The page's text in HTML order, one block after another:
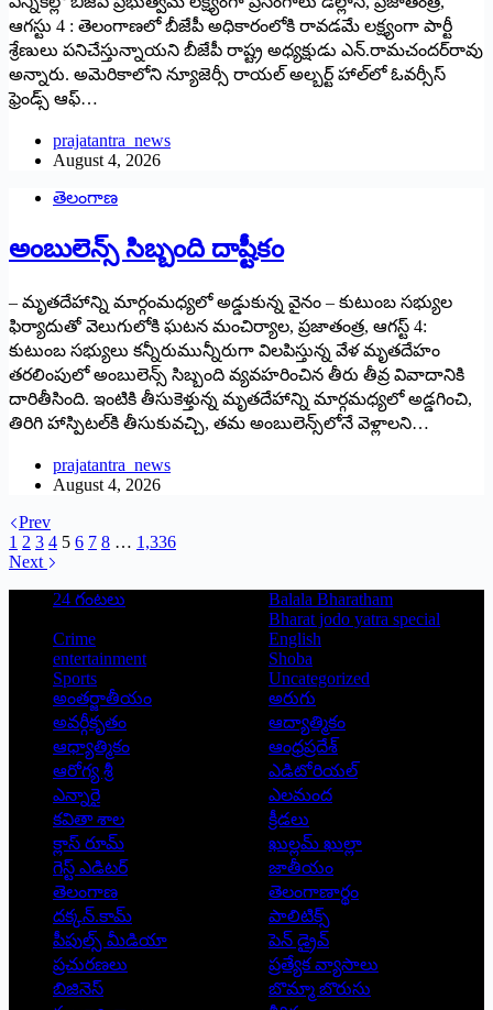
ఆగస్టు 4 : తెలంగాణలో బీజేపీ అధికారంలోకి రావడమే లక్ష్యంగా పార్టీ
శ్రేణులు పనిచేస్తున్నాయని బీజేపీ రాష్ట్ర అధ్యక్షుడు ఎన్.రామచందర్‌రావు
అన్నారు. అమెరికాలోని న్యూజెర్సీ రాయల్ అల్బర్ట్ హాల్‌లో ఓవర్సీస్
ఫ్రెండ్స్ ఆఫ్…
prajatantra_news
August 4, 2026
తెలంగాణ
అం‌బులెన్స్ ‌సిబ్బంది దాష్టీకం
– మృతదేహాన్ని మార్గంమధ్యలో అడ్డుకున్న వైనం – కుటుంబ సభ్యుల
ఫిర్యాదుతో వెలుగులోకి ఘటన మంచిర్యాల, ప్రజాతంత్ర, ఆగస్ట్ 4:
‌కుటుంబ సభ్యులు కన్నీరుమున్నీరుగా విలపిస్తున్న వేళ మృతదేహం
తరలింపులో అంబులెన్స్ ‌సిబ్బంది వ్యవహరించిన తీరు తీవ్ర వివాదానికి
దారితీసింది. ఇంటికి తీసుకెళ్తున్న మృతదేహాన్ని మార్గమధ్యలో అడ్డగించి,
తిరిగి హాస్పిటల్‌కి తీసుకువచ్చి, తమ అంబులెన్స్‌లోనే వెళ్లాలని…
prajatantra_news
August 4, 2026
Prev
1 2 3 4 5 6 7 8 … 1,336
Next
24 గంటలు
Balala Bharatham
Bharat jodo yatra special
Crime
English
entertainment
Shoba
Sports
Uncategorized
అంతర్జాతీయం
అరుగు
అవర్గీకృతం
ఆద్యాత్మికం
ఆధ్యాత్మికం
ఆంధ్రప్రదేశ్
ఆరోగ్య శ్రీ
ఎడిటోరియల్
ఎన్నారై
ఎలమంద
కవితా శాల
క్రీడలు
క్లాస్ రూమ్
ఖుల్లమ్ ఖుల్లా
గెస్ట్ ఎడిటర్
జాతీయం
తెలంగాణ
తెలంగాణార్థం
దక్కన్.కామ్
పాలిటిక్స్
పీపుల్స్ ‌మీడియా
పెన్ డ్రైవ్
ప్రచురణలు
ప్రత్యేక వ్యాసాలు
బిజినెస్
బొమ్మా బొరుసు